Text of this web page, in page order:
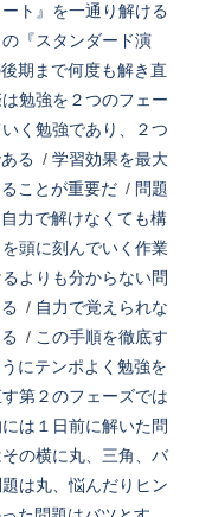
ト』を一通り解ける
『スタンダード演
期まで何度も解き直
勉強を２つのフェー
く勉強であり、２つ
る / 学習効果を最大
ことが重要だ / 問題
力で解けなくても構
頭に刻んでいく作業
よりも分からない問
/ 自力で覚えられな
/ この手順を徹底す
にテンポよく勉強を
第２のフェーズでは
は１日前に解いた問
の横に丸、三角、バ
は丸、悩んだりヒン